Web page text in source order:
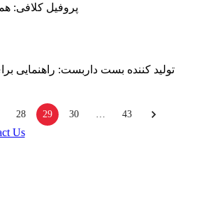
پروفیل کلافی:
تولید کننده بست داربست: راهنمایی
28 29 30 43
Us